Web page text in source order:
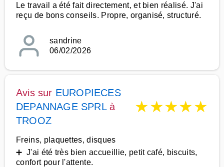
Le travail a été fait directement, et bien réalisé. J'ai
reçu de bons conseils. Propre, organisé, structuré.
sandrine
06/02/2026
Avis sur EUROPIECES
DEPANNAGE SPRLà
TROOZ
★★★★★
Freins, plaquettes, disques
➕ J'ai été très bien accueillie, petit café, biscuits,
confort pour l'attente.